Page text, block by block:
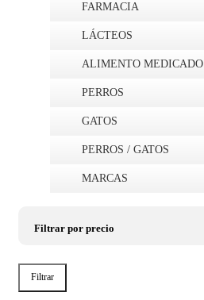
FARMACIA
LÁCTEOS
ALIMENTO MEDICADO
PERROS
GATOS
PERROS / GATOS
MARCAS
Filtrar por precio
Filtrar